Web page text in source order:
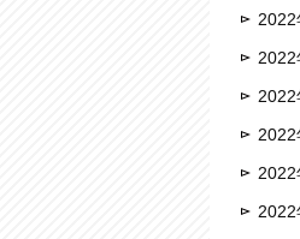
2022
2022
2022
2022
2022
2022